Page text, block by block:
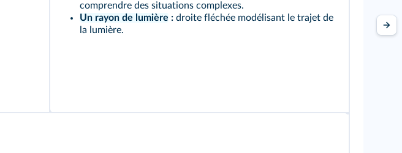
comprendre des situations complexes.
Un rayon de lumière :droite fléchée modélisant le trajet de
la lumière.